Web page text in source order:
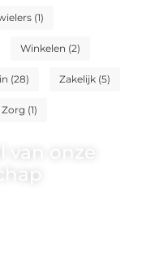
(1)
Winkelen (2)
(28) Zakelijk(5)
Zorg (1)
van onze